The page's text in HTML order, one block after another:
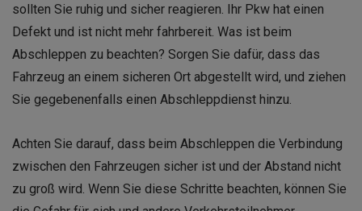
sollten Sie ruhig und sicher reagieren. Ihr Pkw hat einen
Defekt und ist nicht mehr fahrbereit. Was ist beim
Abschleppen zu beachten? Sorgen Sie dafür, dass das
Fahrzeug an einem sicheren Ort abgestellt wird, und ziehen
Sie gegebenenfalls einen Abschleppdienst hinzu.
Achten Sie darauf, dass beim Abschleppen die Verbindung
zwischen den Fahrzeugen sicher ist und der Abstand nicht
zu groß wird. Wenn Sie diese Schritte beachten, können Sie